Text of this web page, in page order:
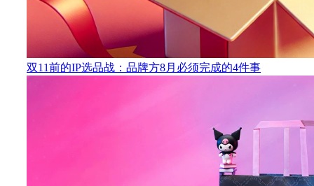
双11前的IP选品战：品牌方8月必须完成的4件事